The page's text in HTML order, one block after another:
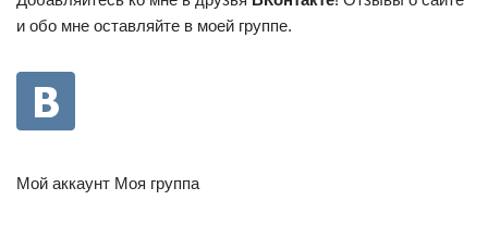
и обо мне оставляйте в моей группе.
Мой аккаунт Моя группа